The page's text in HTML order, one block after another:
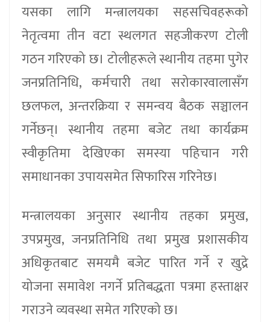
यसका लागि मन्त्रालयका सहसचिवहरूको
नेतृत्वमा तीन वटा स्थलगत सहजीकरण टोली
गठन गरिएको छ। टोलीहरूले स्थानीय तहमा पुगेर
जनप्रतिनिधि, कर्मचारी तथा सरोकारवालासँग
छलफल, अन्तरक्रिया र समन्वय बैठक सञ्चालन
गर्नेछन्। स्थानीय तहमा बजेट तथा कार्यक्रम
स्वीकृतिमा देखिएका समस्या पहिचान गरी
समाधानका उपायसमेत सिफारिस गरिनेछ।
मन्त्रालयका अनुसार स्थानीय तहका प्रमुख,
उपप्रमुख, जनप्रतिनिधि तथा प्रमुख प्रशासकीय
अधिकृतबाट समयमै बजेट पारित गर्ने र खुद्रे
योजना समावेश नगर्ने प्रतिबद्धता पत्रमा हस्ताक्षर
गराउने व्यवस्था समेत गरिएको छ।